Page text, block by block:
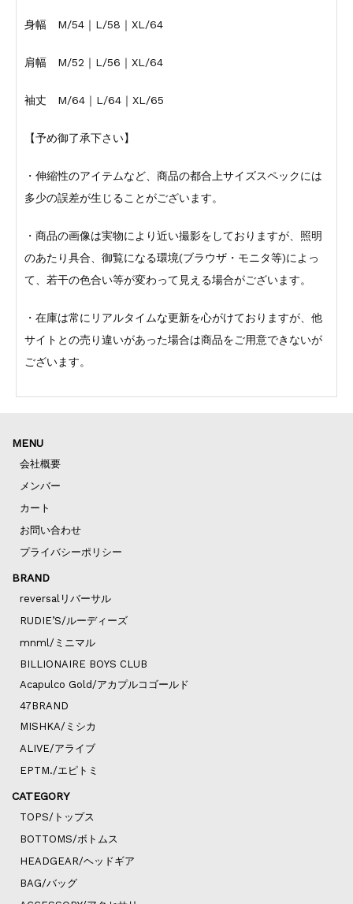
身幅 M/54｜L/58｜XL/64
肩幅 M/52｜L/56｜XL/64
袖丈 M/64｜L/64｜XL/65
【予め御了承下さい】
・伸縮性のアイテムなど、商品の都合上サイズスペックには
多少の誤差が生じることがございます。
・商品の画像は実物により近い撮影をしておりますが、照明
のあたり具合、御覧になる環境(ブラウザ・モニタ等)によっ
て、若干の色合い等が変わって見える場合がございます。
・在庫は常にリアルタイムな更新を心がけておりますが、他
サイトとの売り違いがあった場合は商品をご用意できないが
ございます。
MENU
会社概要
メンバー
カート
お問い合わせ
プライバシーポリシー
BRAND
reversalリバーサル
RUDIE’S/ルーディーズ
mnml/ミニマル
BILLIONAIRE BOYS CLUB
Acapulco Gold/アカプルコゴールド
47BRAND
MISHKA/ミシカ
ALIVE/アライブ
EPTM./エピトミ
CATEGORY
TOPS/トップス
BOTTOMS/ボトムス
HEADGEAR/ヘッドギア
BAG/バッグ